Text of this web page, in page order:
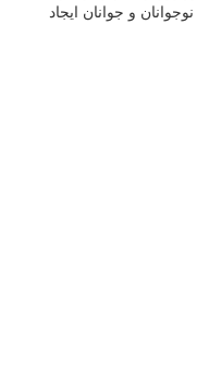
و جوانان ایجاد